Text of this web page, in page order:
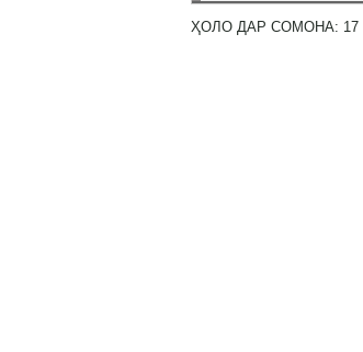
ҲОЛО ДАР СОМОНА: 17